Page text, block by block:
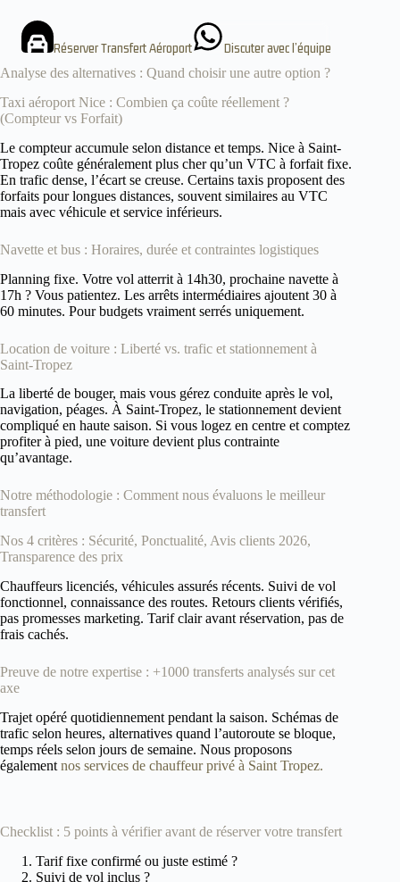
Réserver Transfert Aéroport Discuter avec l’équipe
Analyse des alternatives : Quand choisir une autre option ?
Taxi aéroport Nice : Combien ça coûte réellement ?
(Compteur vs Forfait)
Le compteur accumule selon distance et temps. Nice à Saint-
Tropez coûte généralement plus cher qu’un VTC à forfait fixe.
En trafic dense, l’écart se creuse. Certains taxis proposent des
forfaits pour longues distances, souvent similaires au VTC
mais avec véhicule et service inférieurs.
Navette et bus : Horaires, durée et contraintes logistiques
Planning fixe. Votre vol atterrit à 14h30, prochaine navette à
17h ? Vous patientez. Les arrêts intermédiaires ajoutent 30 à
60 minutes. Pour budgets vraiment serrés uniquement.
Location de voiture : Liberté vs. trafic et stationnement à
Saint-Tropez
La liberté de bouger, mais vous gérez conduite après le vol,
navigation, péages. À Saint-Tropez, le stationnement devient
compliqué en haute saison. Si vous logez en centre et comptez
profiter à pied, une voiture devient plus contrainte
qu’avantage.
Notre méthodologie : Comment nous évaluons le meilleur
transfert
Nos 4 critères : Sécurité, Ponctualité, Avis clients 2026,
Transparence des prix
Chauffeurs licenciés, véhicules assurés récents. Suivi de vol
fonctionnel, connaissance des routes. Retours clients vérifiés,
pas promesses marketing. Tarif clair avant réservation, pas de
frais cachés.
Preuve de notre expertise : +1000 transferts analysés sur cet
axe
Trajet opéré quotidiennement pendant la saison. Schémas de
trafic selon heures, alternatives quand l’autoroute se bloque,
temps réels selon jours de semaine. Nous proposons
également nos services de chauffeur privé à Saint Tropez.
Checklist : 5 points à vérifier avant de réserver votre transfert
Tarif fixe confirmé ou juste estimé ?
Suivi de vol inclus ?